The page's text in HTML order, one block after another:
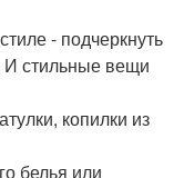
- подчеркнуть
И стильные вещи
копилки из
белья или